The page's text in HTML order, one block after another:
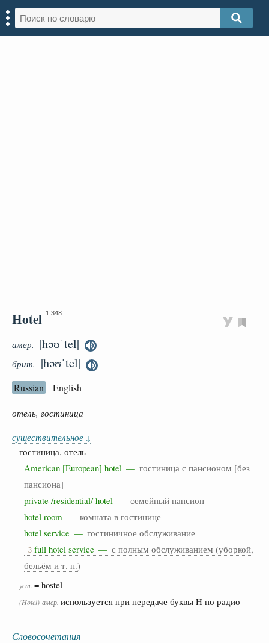
Hotel 1 348
амер. |həʊˈtel|
брит. |həʊˈtel|
Russian English
отель, гостиница
существительное ↓
- гостиница, отель
American [European] hotel — гостиница с пансионом [без
пансиона]
private /residential/ hotel — семейный пансион
hotel room — комната в гостинице
hotel service — гостиничное обслуживание
+3 full hotel service — с полным обслуживанием (уборкой,
бельём и т. п.)
- уст. = hostel
- (Hotel) амер. используется при передаче буквы H по радио
Словосочетания